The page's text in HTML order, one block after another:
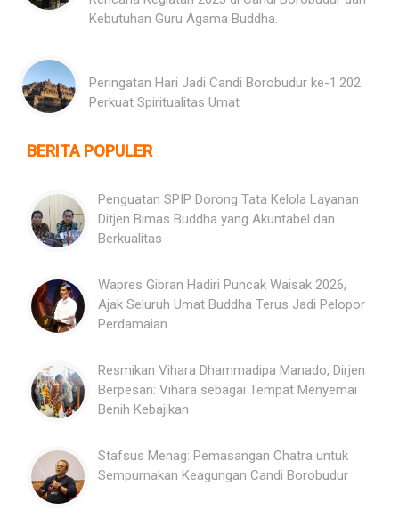
Kebutuhan Guru Agama Buddha.
Peringatan Hari Jadi Candi Borobudur ke-1.202
Perkuat Spiritualitas Umat
BERITA POPULER
Penguatan SPIP Dorong Tata Kelola Layanan
Ditjen Bimas Buddha yang Akuntabel dan
Berkualitas
Wapres Gibran Hadiri Puncak Waisak 2026,
Ajak Seluruh Umat Buddha Terus Jadi Pelopor
Perdamaian
Resmikan Vihara Dhammadipa Manado, Dirjen
Berpesan: Vihara sebagai Tempat Menyemai
Benih Kebajikan
Stafsus Menag: Pemasangan Chatra untuk
Sempurnakan Keagungan Candi Borobudur